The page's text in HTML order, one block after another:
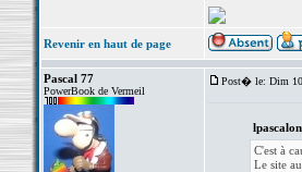
Revenir en haut de page
Pascal 77
PowerBook de Vermeil
Post� le: Dim
C'est à
Le site